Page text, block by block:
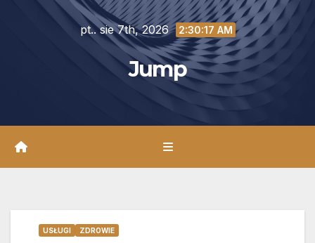
pt.. sie 7th, 2026 2:30:18 AM
Jump
USŁUGI ZDROWIE